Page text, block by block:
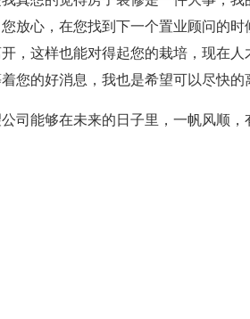
放心，在您找到下一个置业顾问的
，这样也能对得起您的栽培，现在
您的好消息，我也是希望可以尽快的
司能够在未来的日子里，一帆风顺